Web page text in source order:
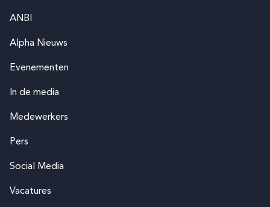
ANBI
Alpha Nieuws
Evenementen
In de media
Medewerkers
Pers
Social Media
Vacatures